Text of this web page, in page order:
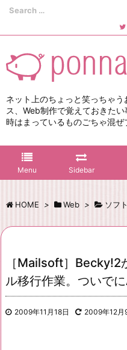
ネット上のちょっと笑っちゃ
ス、Web制作で覚えておきた
時はまっているものごちゃ混ぜ
Menu Sidebar
HOME > Web > ソフト
［Mailsoft］
ル移行作業。ついで
2009年11月18日 2009年12月